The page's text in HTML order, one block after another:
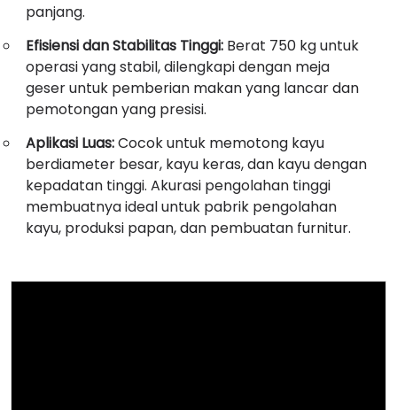
panjang.
Efisiensi dan Stabilitas Tinggi: Berat 750 kg untuk
operasi yang stabil, dilengkapi dengan meja
geser untuk pemberian makan yang lancar dan
pemotongan yang presisi.
Aplikasi Luas:Cocok untuk memotong kayu
berdiameter besar, kayu keras, dan kayu dengan
kepadatan tinggi. Akurasi pengolahan tinggi
membuatnya ideal untuk pabrik pengolahan
kayu, produksi papan, dan pembuatan furnitur.